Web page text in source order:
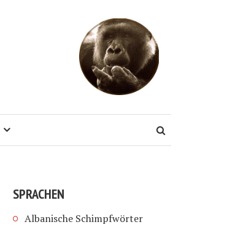
SPRACHEN
Albanische Schimpfwörter